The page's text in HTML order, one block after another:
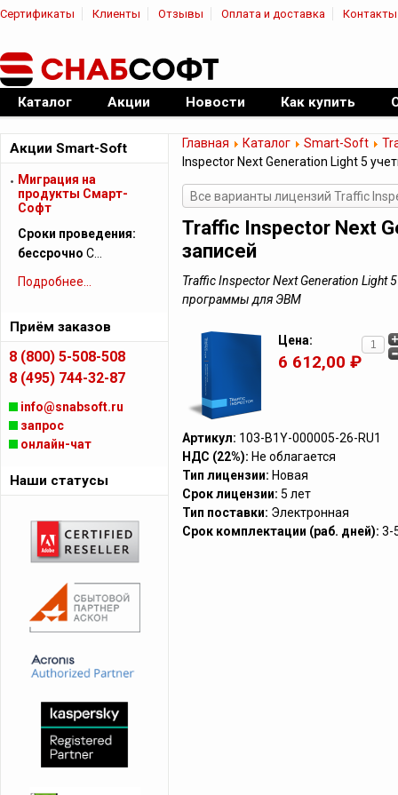
Сертификаты Клиенты Отзывы Оплата и доставка Контакты
Официальный дилер ПО
Каталог Акции Новости Как купить
Главная Каталог Smart-Soft
Inspector Next Generation Light 5
Все варианты лицензий Traffic
Traffic Inspector Next
записей
Traffic Inspector Next Generation Light
программы для ЭВМ
Цена:
6 612,00 ₽
Артикул: 103-B1Y-000005-26-RU1
НДС (22%): Не облагается
Тип лицензии: Новая
Срок лицензии: 5 лет
Тип поставки: Электронная
Срок комплектации (раб. дней): 3-
Акции Smart-Soft
Миграция на
продукты Смарт-
Софт
Сроки проведения:
бессрочно С…
Подробнее...
Приём заказов
8 (800) 5-508-508
8 (495) 744-32-87
info@snabsoft.ru
запрос
онлайн-чат
Наши статусы